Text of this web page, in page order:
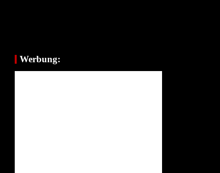
Werbung: